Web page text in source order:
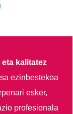
kalitatez
ezinbestekoa
esker,
profesionala